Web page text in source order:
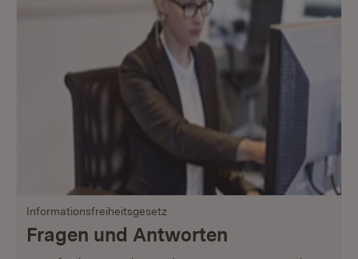
Informationsfreiheitsgesetz
Fragen und Antworten